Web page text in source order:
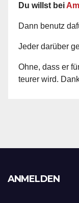
Du willst bei
Dann benutz
Jeder darüber
Ohne, dass er
teurer wird.
ANMELDEN